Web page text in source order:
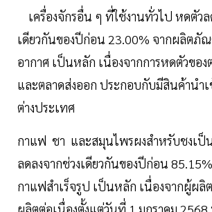
เครื่องจักรอื่น ๆ ที่ใช้งานทั่วไป หดตัวล
เดียวกันของปีก่อน 23.00% จากผลิตภั
อากาศ เป็นหลัก เนื่องจากการหดตัวขอ
และตลาดส่งออก ประกอบกับมีสินค้านำเ
ต่างประเทศ
กาแฟ ชา และสมุนไพรผงสำหรับชงเป็
ลดลงจากช่วงเดียวกันของปีก่อน
กาแฟสำเร็จรูป เป็นหลัก เนื่องจากผู้ผลิ